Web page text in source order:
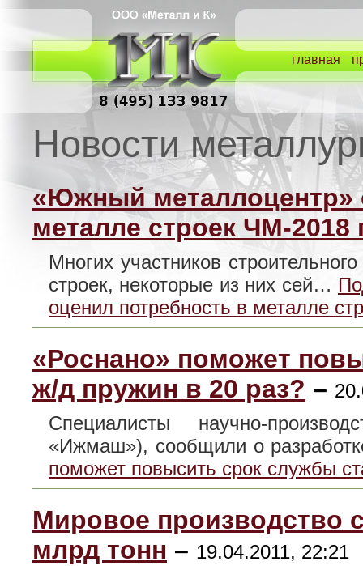
главная
Новости
«Южный металлоцентр»
металле строек ЧМ-2018
Многих участников
строек, некоторые из них сей…
оценил потребность в металле
«Роснано» поможет
ж/д пружин в 20 раз? –
Специалисты научно-
«Ижмаш»), сообщили о
поможет повысить срок службы
Мировое производство
млрд тонн – 19.04.2011, 22:21